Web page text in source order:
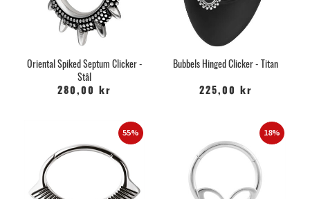
Oriental Spiked Septum Clicker -
Stål
280,00 kr
Bubbels Hinged Clicker - Titan
225,00 kr
55% 18%